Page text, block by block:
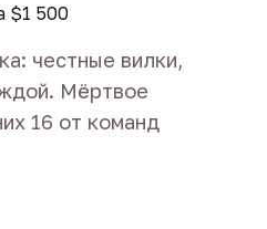
$1 500
честные вилки,
Мёртвое
16 от команд